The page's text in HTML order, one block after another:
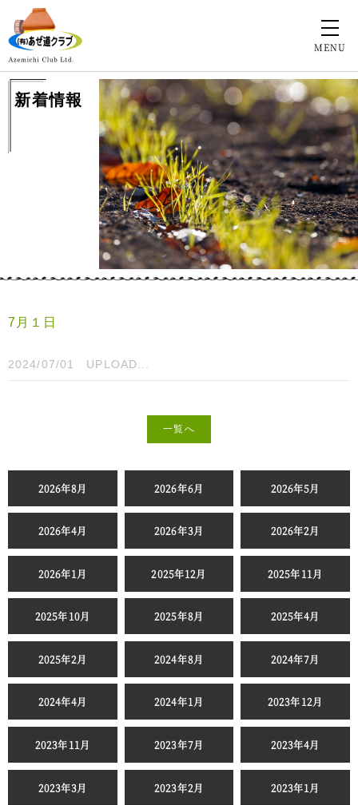
MENU
新着情報
7月１日
2024/07/01 UPLOAD...
一覧へ
2026年8月 2026年6月 2026年5月
2026年4月 2026年3月 2026年2月
2026年1月 2025年12月 2025年11月
2025年10月 2025年8月 2025年4月
2025年2月 2024年8月 2024年7月
2024年4月 2024年1月 2023年12月
2023年11月 2023年7月 2023年4月
2023年3月 2023年2月 2023年1月